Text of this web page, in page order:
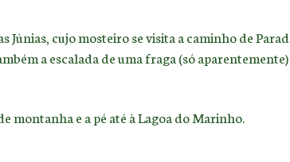
Júnias, cujo mosteiro se visita a caminho de
a escalada de uma fraga (só
montanha e a pé até à Lagoa do Marinho.